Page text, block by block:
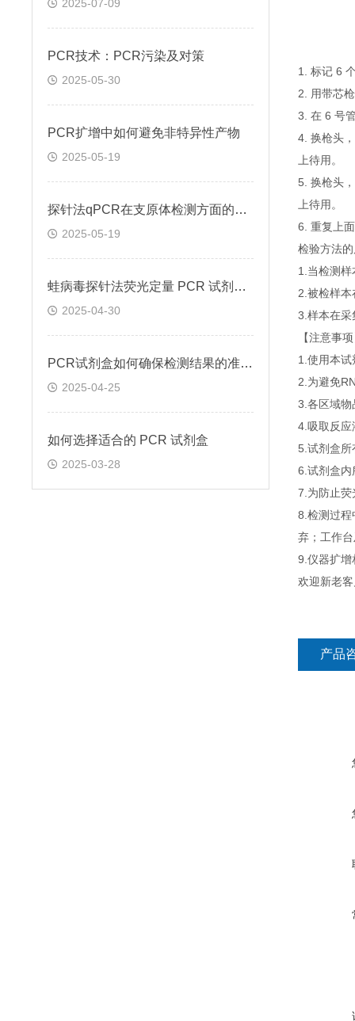
2025-07-09
PCR技术：PCR污染及对策
2025-05-30
PCR扩增中如何避免非特异性产物
2025-05-19
探针法qPCR在支原体检测方面的应用
2025-05-19
蛙病毒探针法荧光定量 PCR 试剂盒定量定性检测
2025-04-30
PCR试剂盒如何确保检测结果的准确性和可靠性
2025-04-25
如何选择适合的 PCR 试剂盒
2025-03-28
1. 标记 6
2. 用带芯
3. 在 6 号
4. 换枪头
上待用。
5. 换枪头
上待用。
6. 重复上
检验方法
1.当检测
2.被检样
3.样本在采
【注意事
1.使用本
2.为避免
3.各区域物
4.吸取反应
5.试剂盒所
6.试剂盒内
7.为防止荧
8.检测过程
弃；工作
9.仪器扩增
欢迎新老
产品